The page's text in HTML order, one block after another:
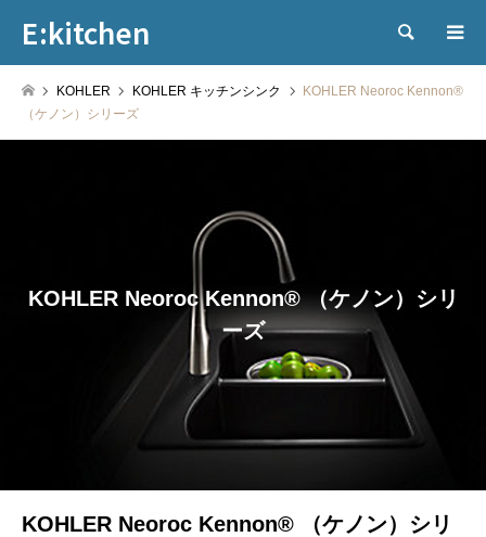
E:kitchen 検索
KOHLER KOHLER キッチンシンク
KOHLER Neoroc Kennon®
（ケノン）シリーズ
KOHLER Neoroc Kennon® （ケノン）シリ
ーズ
KOHLER Neoroc Kennon® （ケノン）シリ